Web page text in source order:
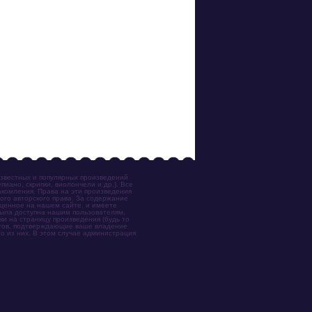
и популярных произведений
скрипки, виолончели и др.). Все
Права на эти произведения
авторского права. За содержание
на нашем сайте, и имеете
доступна нашим пользователям,
на страницу произведения (будь то
подтверждающие ваше владение
из них. В этом случае администрация